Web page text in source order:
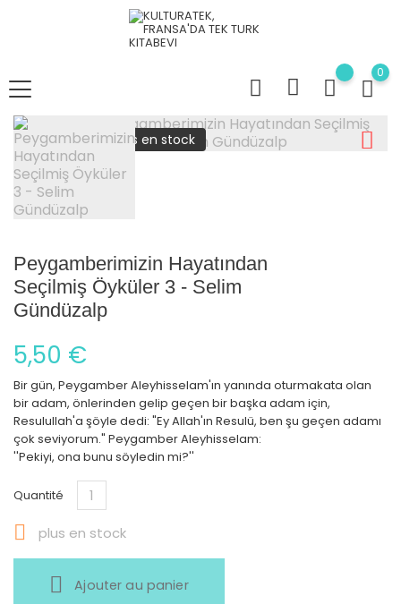
0
plus en stock
Peygamberimizin Hayatından
Seçilmiş Öyküler 3 - Selim
Gündüzalp
5,50 €
Bir gün, Peygamber Aleyhisselam'ın yanında oturmakata olan
bir adam, önlerinden gelip geçen bir başka adam için,
Resulullah'a şöyle dedi: "Ey Allah'ın Resulü, ben şu geçen adamı
çok seviyorum." Peygamber Aleyhisselam:
''Pekiyi, ona bunu söyledin mi?''
Quantité
 plus en stock
Ajouter au panier